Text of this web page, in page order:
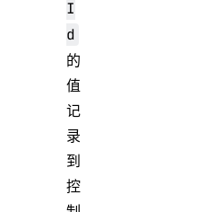
I
d
的
值
记
录
到
控